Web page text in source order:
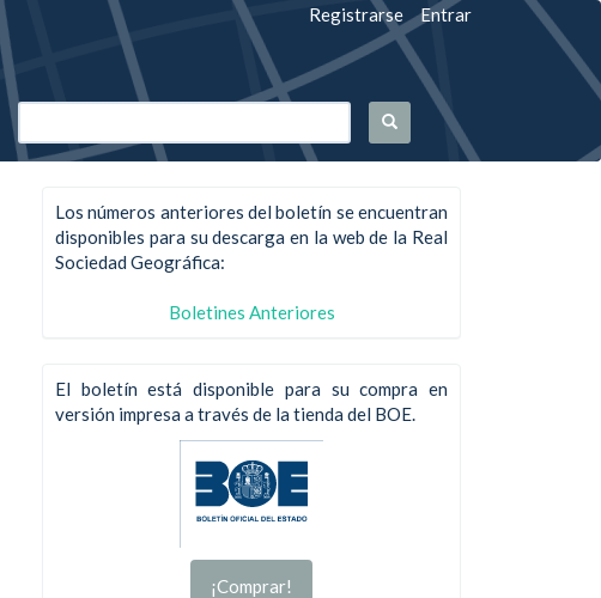
Registrarse Entrar
Los números anteriores del boletín se encuentran
disponibles para su descarga en la web de la Real
Sociedad Geográfica:
Boletines Anteriores
El boletín está disponible para su compra en
versión impresa a través de la tienda del BOE.
¡Comprar!